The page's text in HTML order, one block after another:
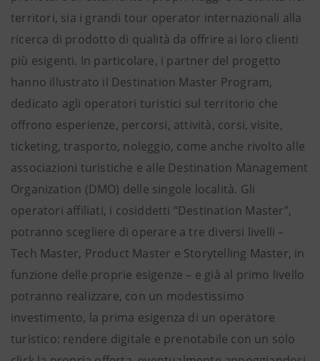
territori, sia i grandi tour operator internazionali alla
ricerca di prodotto di qualità da offrire ai loro clienti
più esigenti. In particolare, i partner del progetto
hanno illustrato il Destination Master Program,
dedicato agli operatori turistici sul territorio che
offrono esperienze, percorsi, attività, corsi, visite,
ticketing, trasporto, noleggio, come anche rivolto alle
associazioni turistiche e alle Destination Management
Organization (DMO) delle singole località. Gli
operatori affiliati, i cosiddetti “Destination Master”,
potranno scegliere di operare a tre diversi livelli –
Tech Master, Product Master e Storytelling Master, in
funzione delle proprie esigenze – e già al primo livello
potranno realizzare, con un modestissimo
investimento, la prima esigenza di un operatore
turistico: rendere digitale e prenotabile con un solo